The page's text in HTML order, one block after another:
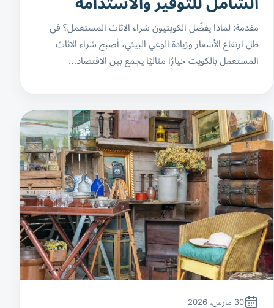
مقدمة: لماذا يفضّل الكويتيون شراء الاثاث المستعمل؟ في
ظل ارتفاع الأسعار وزيادة الوعي البيئي، أصبح شراء الاثاث
المستعمل بالكويت خيارًا مثاليًا يجمع بين الاقتصاد…
30 مارس، 2026